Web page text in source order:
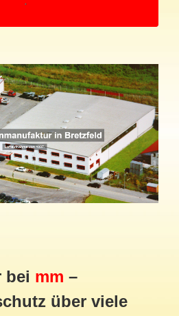
bei mm –
über viele